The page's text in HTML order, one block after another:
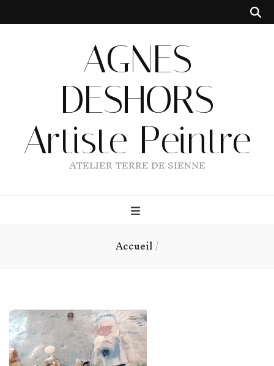
AGNES
DESHORS
Artiste Peintre
ATELIER TERRE DE SIENNE
Accueil/